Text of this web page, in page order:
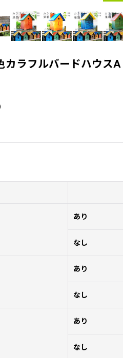
カラフルバードハウ
あり
なし
あり
なし
あり
なし